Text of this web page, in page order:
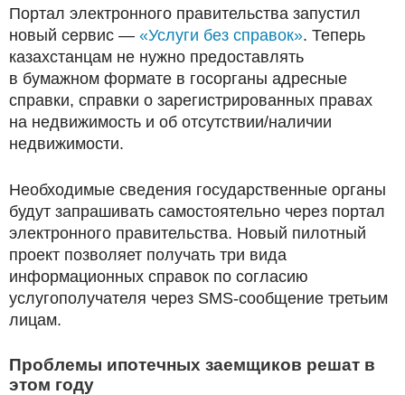
Портал электронного правительства запустил
новый сервис — «Услуги без справок». Теперь
казахстанцам не нужно предоставлять
в бумажном формате в госорганы адресные
справки, справки о зарегистрированных правах
на недвижимость и об отсутствии/наличии
недвижимости.
Необходимые сведения государственные органы
будут запрашивать самостоятельно через портал
электронного правительства. Новый пилотный
проект позволяет получать три вида
информационных справок по согласию
услугополучателя через SMS-сообщение третьим
лицам.
Проблемы ипотечных заемщиков решат в
этом году